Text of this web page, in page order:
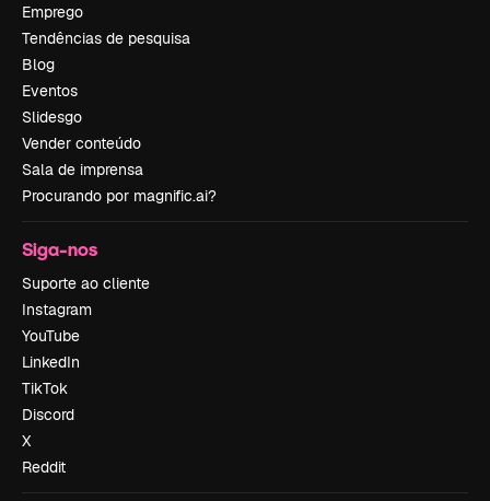
Emprego
Tendências de pesquisa
Blog
Eventos
Slidesgo
Vender conteúdo
Sala de imprensa
Procurando por magnific.ai?
Siga-nos
Suporte ao cliente
Instagram
YouTube
LinkedIn
TikTok
Discord
X
Reddit